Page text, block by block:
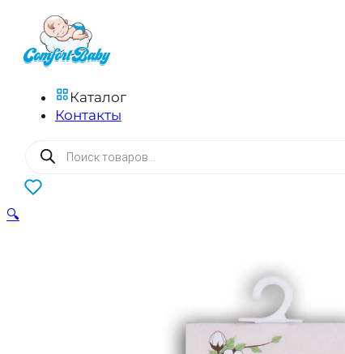
Каталог
Контакты
Поиск
товаров
0
🔍